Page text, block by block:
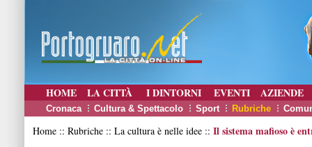
HOME LA CITTÀ I DINTORNI EVENTI AZIENDE
Cronaca Cultura & Spettacolo Sport Rubriche
Home :: Rubriche :: La cultura è nelle idee :: Il sistema mafioso è